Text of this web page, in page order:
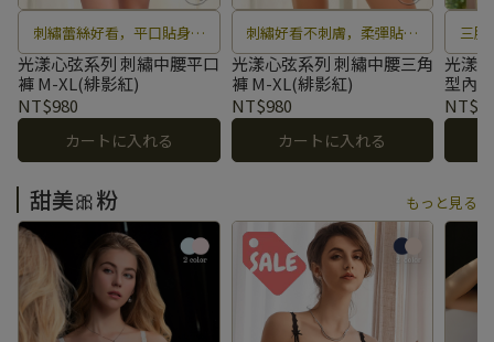
刺繡蕾絲好看，平口貼身好
舒服
光漾心弦系列 刺繡中腰平口
褲 M-XL(緋影紅)
NT$980
カートに入れる
刺繡好看不刺膚，柔彈貼身
好舒服
光漾心弦系列 刺繡中腰三角
褲 M-XL(緋影紅)
NT$980
カートに入れる
三膠
光漾
型內
甜美🎀粉 もっと見る